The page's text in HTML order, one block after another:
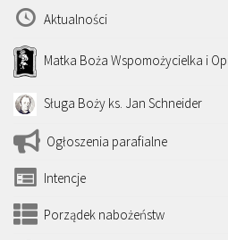
Aktualności
Matka Boża Wspomożycielka i
Sługa Boży ks. Jan Schneider
Ogłoszenia parafialne
Intencje
Porządek nabożeństw